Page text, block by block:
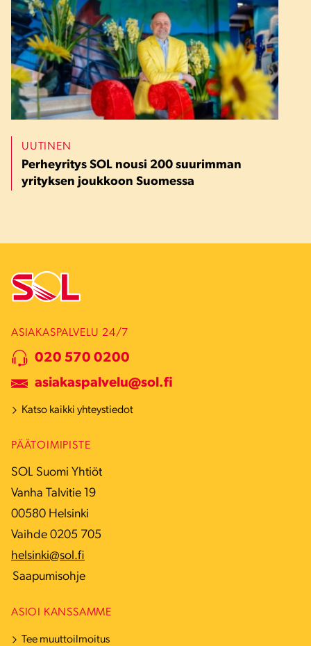
UUTINEN
Perheyritys SOL nousi 200 suurimman
yrityksen joukkoon Suomessa
ASIAKASPALVELU 24/7
020 570 0200
asiakaspalvelu@sol.fi
Katso kaikki yhteystiedot
PÄÄTOIMIPISTE
SOL Suomi Yhtiöt
Vanha Talvitie 19
00580 Helsinki
Vaihde 0205 705
helsinki@sol.fi
Saapumisohje
ASIOI KANSSAMME
Tee muuttoilmoitus